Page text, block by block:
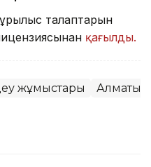
талаптарын
қағылды.
жұмыстары Алматы